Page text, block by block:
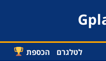
לטלגרם הכספת